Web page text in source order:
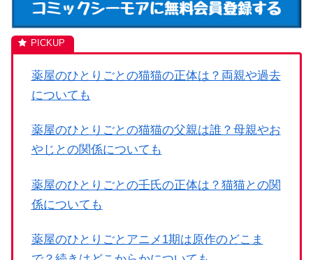
薬屋のひとりごとの猫猫の正体は？両親や過去
についても
薬屋のひとりごとの猫猫の父親は誰？母親やお
やじとの関係についても
薬屋のひとりごとの壬氏の正体は？猫猫との関
係についても
薬屋のひとりごとアニメ1期は原作のどこま